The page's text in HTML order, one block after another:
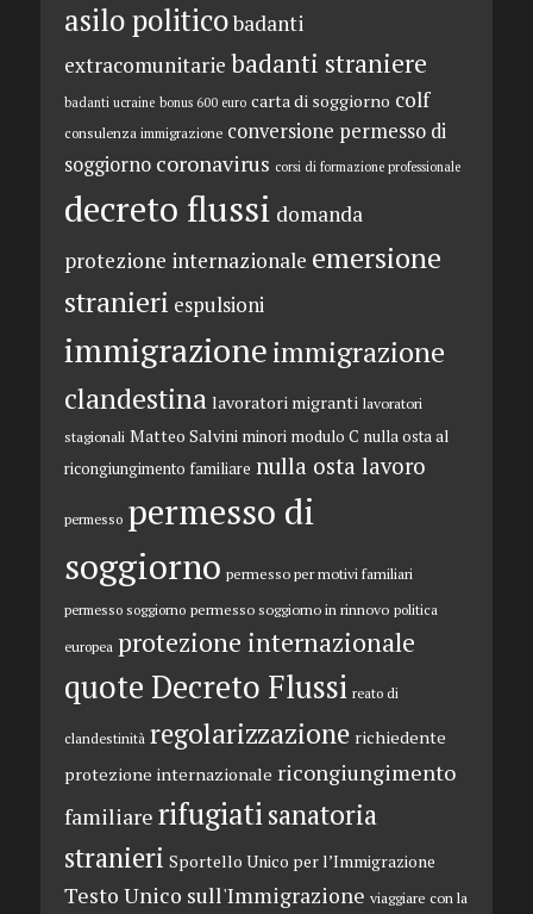
asilo politicobadanti
extracomunitarie badanti straniere
badanti ucraine bonus 600 euro carta di soggiorno colf
consulenza immigrazione conversione permesso di
soggiorno coronavirus corsi di formazione professionale
decreto flussi domanda
protezione internazionale emersione
stranieri espulsioni
immigrazioneimmigrazione
clandestina lavoratori migranti lavoratori
stagionali Matteo Salvini minori modulo C nulla osta al
ricongiungimento familiare nulla osta lavoro
permesso permesso di
soggiorno permesso per motivi familiari
permesso soggiorno permesso soggiorno in rinnovo politica
europea protezione internazionale
quote Decreto Flussi reato di
clandestinità regolarizzazione richiedente
protezione internazionale ricongiungimento
familiare rifugiatisanatoria
stranieri Sportello Unico per l’Immigrazione
Testo Unico sull'Immigrazione viaggiare con la